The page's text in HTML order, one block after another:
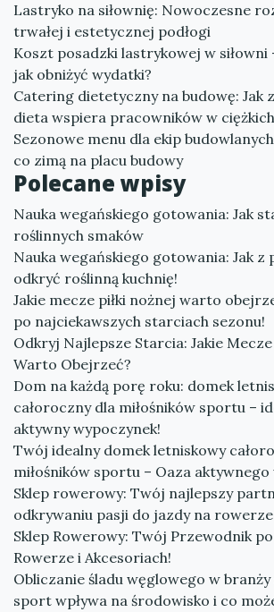
Lastryko na siłownię: Nowoczesne
trwałej i estetycznej podłogi
Koszt posadzki lastrykowej w siłowni
jak obniżyć wydatki?
Catering dietetyczny na budowę: Jak
dieta wspiera pracowników w
Sezonowe menu dla ekip
co zimą na placu budowy
Polecane wpisy
Nauka wegańskiego gotowania: Jak
roślinnych smaków
Nauka wegańskiego gotowania: Jak z
odkryć roślinną kuchnię!
Jakie mecze piłki nożnej warto
po najciekawszych starciach sezonu!
Odkryj Najlepsze Starcia: Jakie Mecze
Warto Obejrzeć?
Dom na każdą porę roku: domek
całoroczny dla miłośników sportu –
aktywny wypoczynek!
Twój idealny domek letniskowy
miłośników sportu – Oaza aktywnego
Sklep rowerowy: Twój najlepszy
odkrywaniu pasji do jazdy na rowerze
Sklep Rowerowy: Twój Przewodnik
Rowerze i Akcesoriach!
Obliczanie śladu węglowego w
sport wpływa na środowisko i co